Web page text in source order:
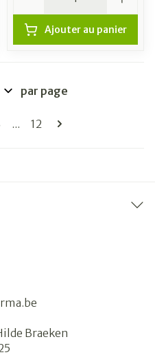
Ajouter au panier
Pages
actuellement la page
... Page
12
par page
Braeken